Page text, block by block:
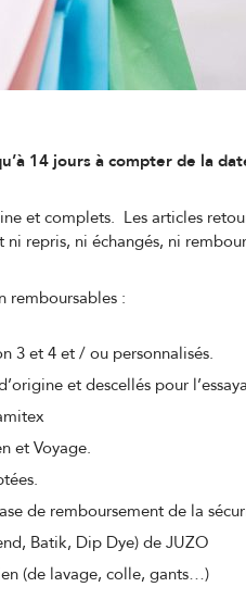
14 jours à compter de la
et complets. Les articles
repris, ni échangés, ni
remboursables :
3 et 4 et / ou personnalisés.
et descellés pour
et Voyage.
de remboursement de la
Batik, Dip Dye) de JUZO
(de lavage, colle, gants…)